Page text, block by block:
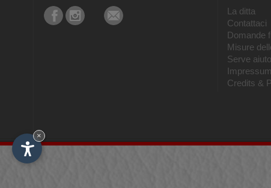
La ditta
Contattaci
Domande
Misure
Serve
Impressum
Credits &
×